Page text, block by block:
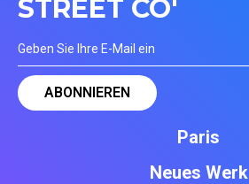
STREET CO'
Paris
Neues Werk